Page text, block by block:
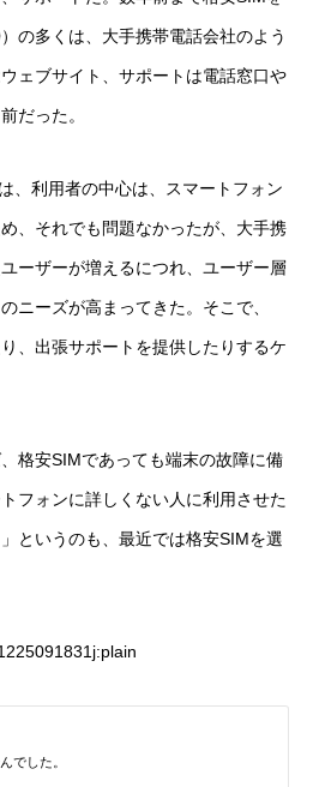
の多くは、大手携帯電話会社のよう
ェブサイト、サポートは電話窓口や
だった。
、利用者の中心は、スマートフォン
、それでも問題なかったが、大手携
ーザーが増えるにつれ、ユーザー層
ニーズが高まってきた。そこで、
、出張サポートを提供したりするケ
格安SIMであっても端末の故障に備
フォンに詳しくない人に利用させた
というのも、最近では格安SIMを選